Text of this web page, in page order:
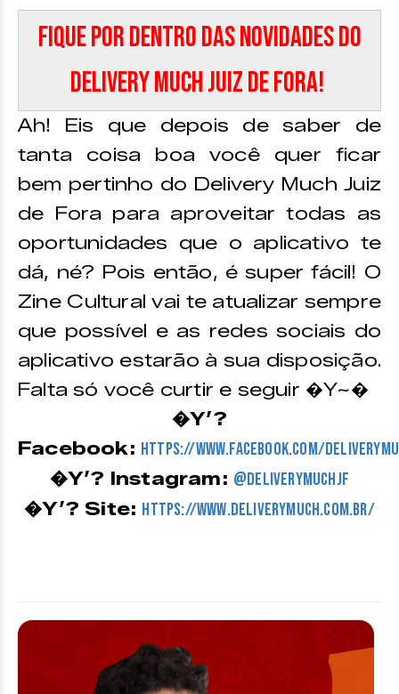
Fique por dentro das novidades do
Delivery Much Juiz de Fora!
Ah! Eis que depois de saber de
tanta coisa boa você quer ficar
bem pertinho do Delivery Much Juiz
de Fora para aproveitar todas as
oportunidades que o aplicativo te
dá, né? Pois então, é super fácil! O
Zine Cultural vai te atualizar sempre
que possível e as redes sociais do
aplicativo estarão à sua disposição.
Falta só você curtir e seguir �Y~�
�Y’?
Facebook: https://www.facebook.com/
�Y’? Instagram: @deliverymuchjf
�Y’? Site: https://www.deliverymuch.com.br/